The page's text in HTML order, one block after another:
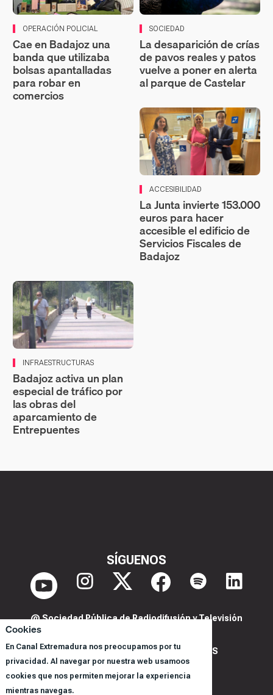
Cookies
En Canal Extremadura nos preocupamos por tu
privacidad. Al navegar por nuestra web usamoos
cookies que nos permiten mejorar la experiencia
mientras navegas.
OPERACIÓN POLICIAL
Cae en Badajoz una
banda que utilizaba
bolsas apantalladas
para robar en
comercios
SOCIEDAD
La desaparición de crías
de pavos reales y patos
vuelve a poner en alerta
al parque de Castelar
ACCESIBILIDAD
La Junta invierte 153.000
euros para hacer
accesible el edificio de
Servicios Fiscales de
Badajoz
INFRAESTRUCTURAS
Badajoz activa un plan
especial de tráfico por
las obras del
aparcamiento de
Entrepuentes
SÍGUENOS
@ Sociedad Pública de Radiodifusión y Televisión
POLITICA DE PRIVACIDAD Y COOKIES